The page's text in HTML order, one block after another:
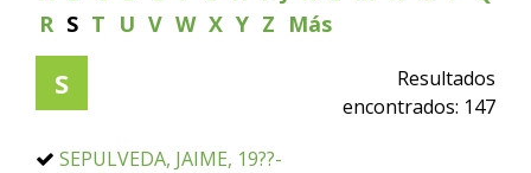
R S T U V W X Y Z Más
S
Resultados
encontrados: 147
SEPULVEDA, JAIME, 19??-